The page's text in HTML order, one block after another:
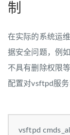
制
在实际的系统运
据安全问题，例
不具有删除权限
配置对vsftpd服务
vsftpd